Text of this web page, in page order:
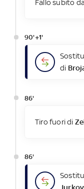
Fallo subito
90'+1'
di
86'
Tiro fuori di
86'